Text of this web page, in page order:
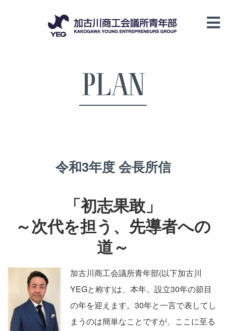
PLAN
令和3年度 会長所信
「初志果敢」
～次代を担う、先導者への
道～
加古川商工会議所青年部(以下加古川
YEGと称す)は、本年、設立30年の節目
の年を迎えます。30年と一言で表してし
まうのは簡単なことですが、ここに至る